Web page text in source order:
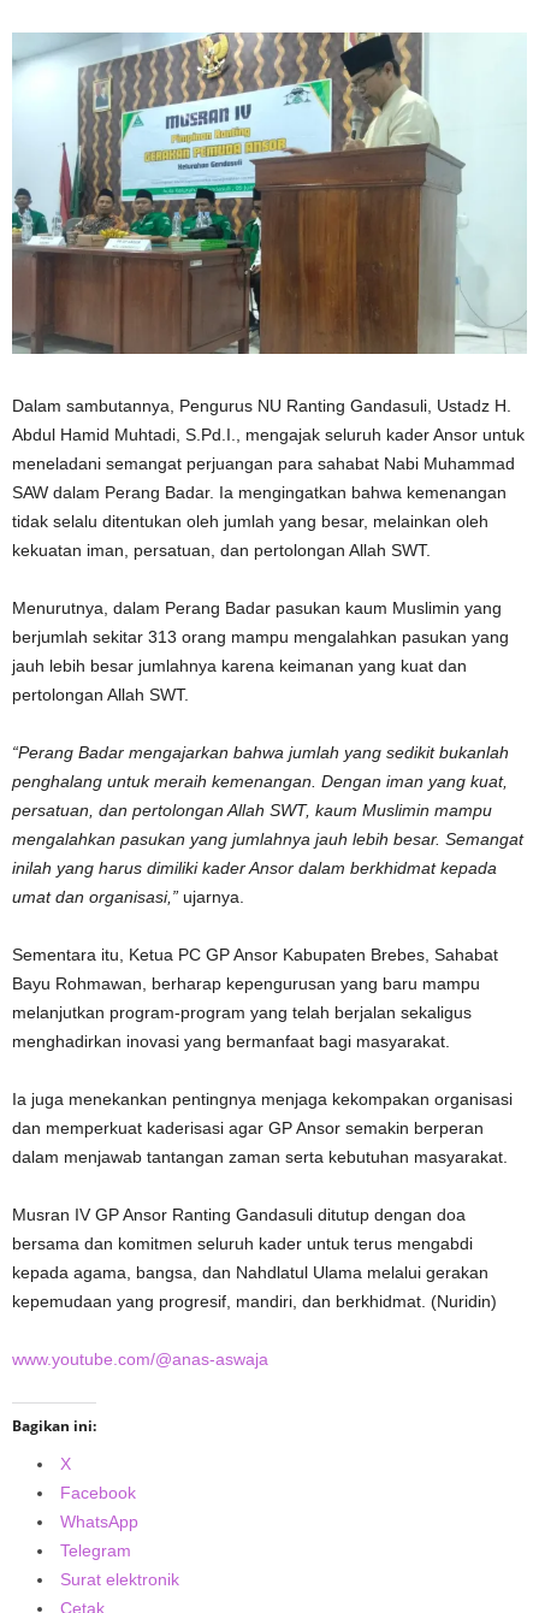
Dalam sambutannya, Pengurus NU Ranting Gandasuli, Ustadz H.
Abdul Hamid Muhtadi, S.Pd.I., mengajak seluruh kader Ansor untuk
meneladani semangat perjuangan para sahabat Nabi Muhammad
SAW dalam Perang Badar. Ia mengingatkan bahwa kemenangan
tidak selalu ditentukan oleh jumlah yang besar, melainkan oleh
kekuatan iman, persatuan, dan pertolongan Allah SWT.
Menurutnya, dalam Perang Badar pasukan kaum Muslimin yang
berjumlah sekitar 313 orang mampu mengalahkan pasukan yang
jauh lebih besar jumlahnya karena keimanan yang kuat dan
pertolongan Allah SWT.
“Perang Badar mengajarkan bahwa jumlah yang sedikit bukanlah
penghalang untuk meraih kemenangan. Dengan iman yang kuat,
persatuan, dan pertolongan Allah SWT, kaum Muslimin mampu
mengalahkan pasukan yang jumlahnya jauh lebih besar. Semangat
inilah yang harus dimiliki kader Ansor dalam berkhidmat kepada
umat dan organisasi,” ujarnya.
Sementara itu, Ketua PC GP Ansor Kabupaten Brebes, Sahabat
Bayu Rohmawan, berharap kepengurusan yang baru mampu
melanjutkan program-program yang telah berjalan sekaligus
menghadirkan inovasi yang bermanfaat bagi masyarakat.
Ia juga menekankan pentingnya menjaga kekompakan organisasi
dan memperkuat kaderisasi agar GP Ansor semakin berperan
dalam menjawab tantangan zaman serta kebutuhan masyarakat.
Musran IV GP Ansor Ranting Gandasuli ditutup dengan doa
bersama dan komitmen seluruh kader untuk terus mengabdi
kepada agama, bangsa, dan Nahdlatul Ulama melalui gerakan
kepemudaan yang progresif, mandiri, dan berkhidmat. (Nuridin)
www.youtube.com/@anas-aswaja
Bagikan ini:
X
Facebook
WhatsApp
Telegram
Surat elektronik
Cetak